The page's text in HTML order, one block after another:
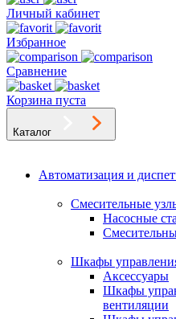
Личный кабинет
Избранное
Сравнение
Корзина пуста
Каталог
Автоматизация и
Смесительные
Насосные
Шкафы
Аксессуары
Шкафы
вентиляции